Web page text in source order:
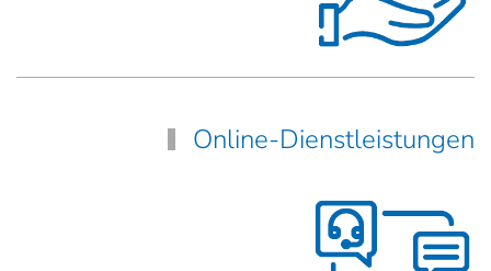
Online-Dienstleistungen